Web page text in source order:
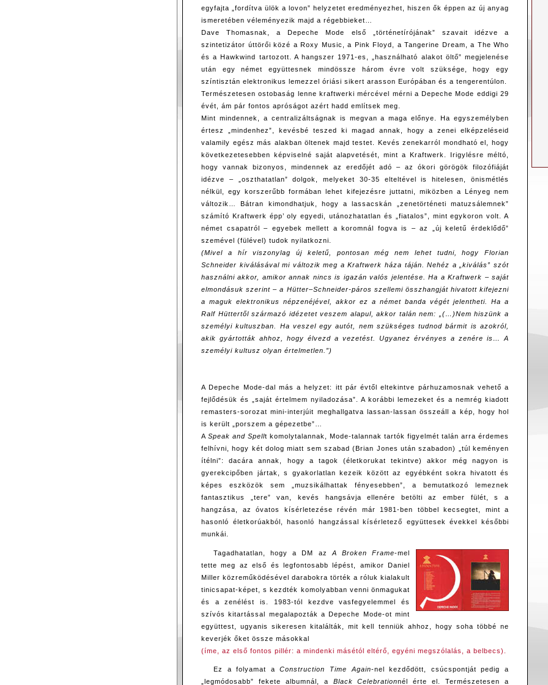
egyfajta „fordítva ülök a lovon” helyzetet eredményezhet, hiszen ők éppen az új anyag
ismeretében véleményezik majd a régebbieket…
Dave Thomasnak, a Depeche Mode első „történetírójának” szavait idézve a
szintetizátor úttörői közé a Roxy Music, a Pink Floyd, a Tangerine Dream, a The Who
és a Hawkwind tartozott. A hangszer 1971-es, „használható alakot öltő” megjelenése
után egy német együttesnek mindössze három évre volt szüksége, hogy egy
színtisztán elektronikus lemezzel óriási sikert arasson Európában és a tengerentúlon.
Természetesen ostobaság lenne kraftwerki mércével mérni a Depeche Mode eddigi 29
évét, ám pár fontos apróságot azért hadd említsek meg.
Mint mindennek, a centralizáltságnak is megvan a maga előnye. Ha egyszemélyben
értesz „mindenhez”, kevésbé teszed ki magad annak, hogy a zenei elképzeléseid
valamily egész más alakban öltenek majd testet. Kevés zenekarról mondható el, hogy
következetesebben képviselné saját alapvetését, mint a Kraftwerk. Irigylésre méltó,
hogy vannak bizonyos, mindennek az eredőjét adó – az ókori görögök filozófiáját
idézve – „oszthatatlan” dolgok, melyeket 30-35 elteltével is hitelesen, önismétlés
nélkül, egy korszerűbb formában lehet kifejezésre juttatni, miközben a Lényeg nem
változik… Bátran kimondhatjuk, hogy a lassacskán „zenetörténeti matuzsálemnek”
számító Kraftwerk épp’ oly egyedi, utánozhatatlan és „fiatalos”, mint egykoron volt. A
német csapatról – egyebek mellett a koromnál fogva is – az „új keletű érdeklődő”
szemével (fülével) tudok nyilatkozni.
(Mivel a hír viszonylag új keletű, pontosan még nem lehet tudni, hogy Florian
Schneider kiválásával mi változik meg a Kraftwerk háza táján. Nehéz a „kiválás” szót
használni akkor, amikor annak nincs is igazán valós jelentése. Ha a Kraftwerk – saját
elmondásuk szerint – a Hütter–Schneider-páros szellemi összhangját hivatott kifejezni
a maguk elektronikus népzenéjével, akkor ez a német banda végét jelentheti. Ha a
Ralf Hüttertől származó idézetet veszem alapul, akkor talán nem: „(…)Nem hiszünk a
személyi kultuszban. Ha veszel egy autót, nem szükséges tudnod bármit is azokról,
akik gyártották ahhoz, hogy élvezd a vezetést. Ugyanez érvényes a zenére is… A
személyi kultusz olyan értelmetlen.”)
A Depeche Mode-dal más a helyzet: itt pár évtől eltekintve párhuzamosnak vehető a
fejlődésük és „saját értelmem nyiladozása”. A korábbi lemezeket és a nemrég kiadott
remasters-sorozat mini-interjúit meghallgatva lassan-lassan összeáll a kép, hogy hol
is került „porszem a gépezetbe”…
A Speak and Spellt komolytalannak, Mode-talannak tartók figyelmét talán arra érdemes
felhívni, hogy két dolog miatt sem szabad (Brian Jones után szabadon) „túl keményen
ítélni”: dacára annak, hogy a tagok (életkorukat tekintve) akkor még nagyon is
gyerekcipőben jártak, s gyakorlatlan kezeik között az egyébként sokra hivatott és
képes eszközök sem „muzsikálhattak fényesebben”, a bemutatkozó lemeznek
fantasztikus „tere” van, kevés hangsávja ellenére betölti az ember fülét, s a
hangzása, az óvatos kísérletezése révén már 1981-ben többel kecsegtet, mint a
hasonló életkorúakból, hasonló hangzással kísérletező együttesek évekkel későbbi
munkái.
Tagadhatatlan, hogy a DM az A Broken Frame-mel
tette meg az első és legfontosabb lépést, amikor Daniel
Miller közreműködésével darabokra törték a róluk kialakult
tinicsapat-képet, s kezdték komolyabban venni önmagukat
és a zenélést is. 1983-tól kezdve vasfegyelemmel és
szívós kitartással megalapozták a Depeche Mode-ot mint
együttest, ugyanis sikeresen kitalálták, mit kell tenniük ahhoz, hogy soha többé ne
keverjék őket össze másokkal
(íme, az első fontos pillér: a mindenki másétól eltérő, egyéni megszólalás, a belbecs).
Ez a folyamat aConstruction Time Again-nel kezdődött, csúcspontját pedig a
„legmódosabb” fekete albumnál, a Black Celebrationnél érte el. Természetesen a